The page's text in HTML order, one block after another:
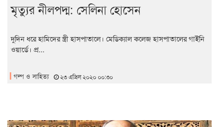
মৃত্যুর নীলপদ্ম: সেলিনা হোসেন
দুদিন ধরে হামিদের স্ত্রী হাসপাতালে। মেডিক্যাল কলেজ হাসপাতালের গাইনি
ওয়ার্ডে। প্র...
গল্প ও সাহিত্য ২৩ এপ্রিল ২০২০ ০০:৩০